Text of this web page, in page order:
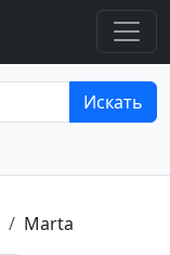
Искать
Marta